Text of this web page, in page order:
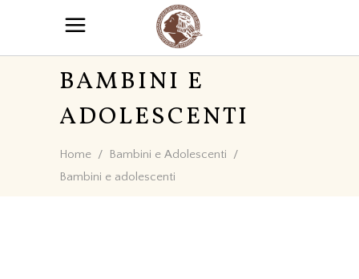
BAMBINI E
ADOLESCENTI
Home / Bambini e Adolescenti /
Bambini e adolescenti